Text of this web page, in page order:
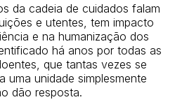
da cadeia de cuidados falam
e utentes, tem impacto
e na humanização dos
há anos por todas as
que tantas vezes se
uma unidade simplesmente
dão resposta.